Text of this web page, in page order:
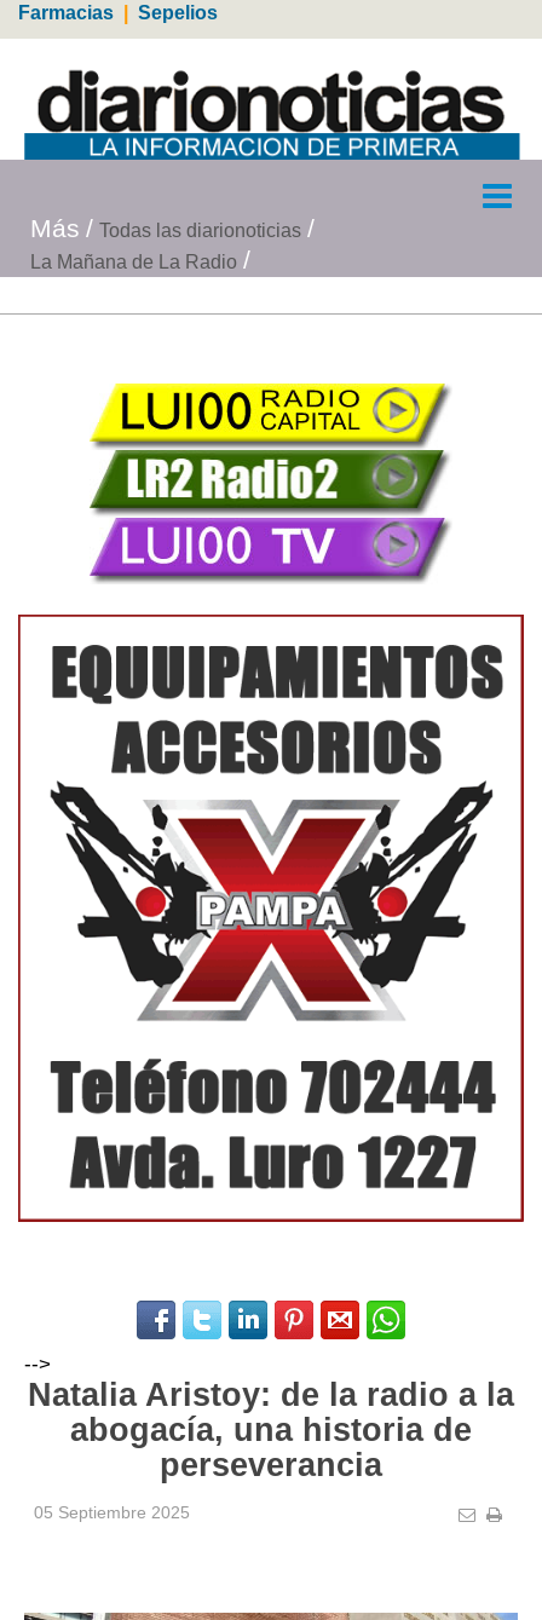
Farmacias Sepelios
Más
Todas las diarionoticias
La Mañana de La Radio
-->
Natalia Aristoy: de la radio a la
abogacía, una historia de
perseverancia
05 Septiembre 2025